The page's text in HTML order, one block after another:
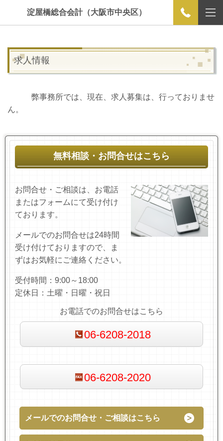
淀屋橋総合会計（大阪市中央区）
求人情報
弊事務所では、現在、求人募集は、行っておりませ
ん。
無料相談・お問合せはこちら
お問合せ・ご相談は、お電話
またはフォームにて受け付け
ております。
メールでのお問合せは24時間
受け付けておりますので、ま
ずはお気軽にご連絡ください。
受付時間：9:00～18:00
定休日：土曜・日曜・祝日
お電話でのお問合せはこちら
06-6208-2018
06-6208-2020
メールでのお問合せ・ご相談はこちら